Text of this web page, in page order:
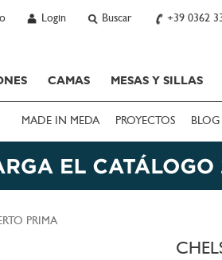
Login Buscar +39 0362
CAMAS MESAS Y SILLAS
MADE IN MEDA PROYECTOS BLOG
PRIMA